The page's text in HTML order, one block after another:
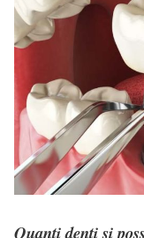
Quanti denti si